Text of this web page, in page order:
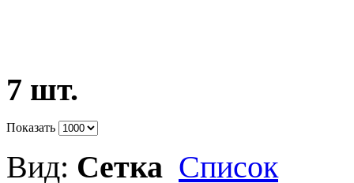
7 шт.
Показать
Вид: Сетка Список